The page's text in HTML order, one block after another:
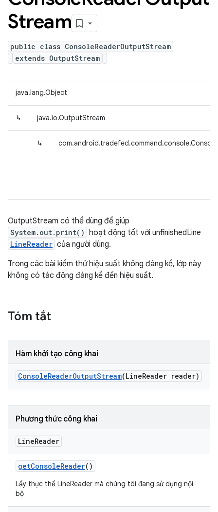
Stream
public class ConsoleReaderOutputStream
extends OutputStream
java.lang.Object
↳ java.io.OutputStream
↳
OutputStream có thể dùng để giúp
System.out.print() hoạt động tốt với unfinishedLine
LineReader của người dùng.
Trong các bài kiểm thử hiệu suất không đáng kể, lớp này
không có tác động đáng kể đến hiệu suất.
Tóm tắt
Hàm khởi tạo công khai
ConsoleReaderOutputStream(LineReader reader)
Phương thức công khai
LineReader
getConsoleReader()
Lấy thực thể LineReader mà chúng tôi đang sử dụng nội
bộ